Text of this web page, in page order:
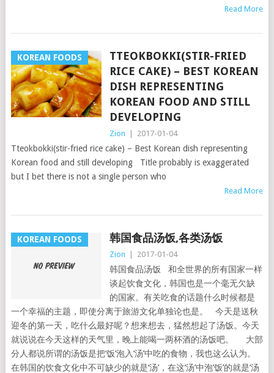
Read More
KOREAN FOODS
TTEOKBOKKI(STIR-FRIED
RICE CAKE) – BEST KOREAN
DISH REPRESENTING
KOREAN FOOD AND STILL
DEVELOPING
Zion 2017-01-04
Tteokbokki(stir-fried rice cake) – Best Korean dish representing
Korean food and still developing Title probably is exaggerated
but I bet there is not a single person who
Read More
KOREAN FOODS 韩国食品汤饭,各类汤饭
Zion 2017-01-04
韩国食品汤饭 和全世界的所有国家一样
谈起饮食文化，韩国也是一个毫无欠缺
的国家。有关吃食的话题什么时候都是
一个幸福的主题，即使分离于旅游文化单独论也是。 今天是送秋
迎冬的第一天，吃什么最好呢？想来想去，猛然想起了汤饭。今天
就说说在今天这样的天气里，晚上能喝一两杯酒的汤饭吧。 大部
分人都说所谓的汤饭是把‘饭’泡入‘汤’中吃的食物，我也这么认为。
在韩国的饮食文化中不可缺少的就是‘汤’，在这‘汤’中泡‘饭’的就是‘汤